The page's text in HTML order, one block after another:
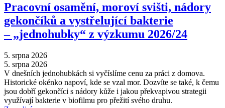
Pracovní osamění, moroví svišti, nádory
gekončíků a vystřelující bakterie
–⁠ „jednohubky“ z výzkumu 2026/24
5. srpna 2026
5. srpna 2026
V dnešních jednohubkách si vyčíslíme cenu za práci z domova.
Historické okénko napoví, kde se vzal mor. Dozvíte se také, k čemu
jsou dobří gekončíci s nádory kůže i jakou překvapivou strategii
využívají bakterie v biofilmu pro přežití svého druhu.